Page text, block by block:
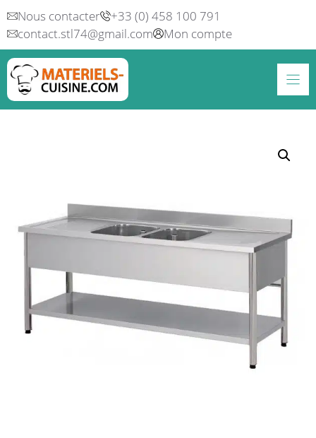
Aller
au
contenu
Nous contacter
+33 (0) 458 100 791
contact.stl74@gmail.com
Mon compte